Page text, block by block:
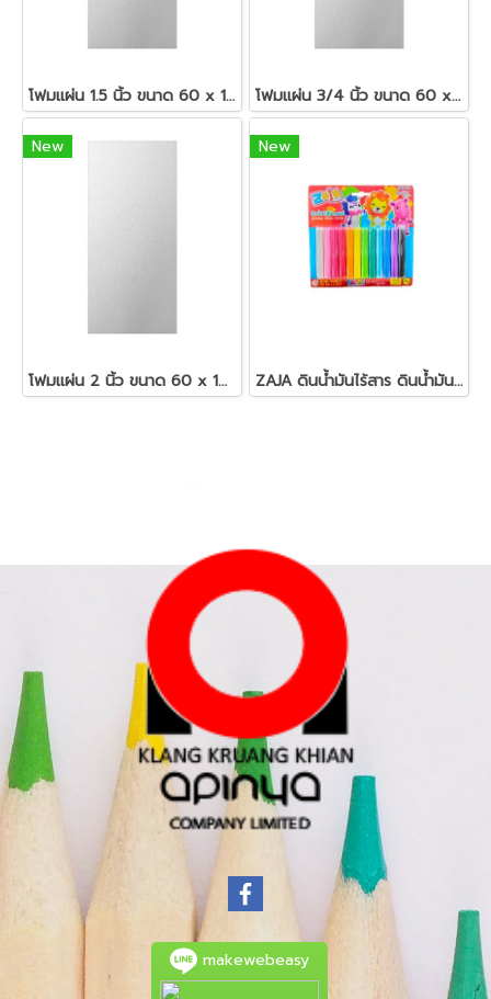
โฟมแผ่น 1.5 นิ้ว ขนาด 60 x 120 ซม.สีขาว โฟมแผ่น 3/4 นิ้ว ขนาด 60 x 120 ซม.สีขาว
New
โฟมแผ่น 2 นิ้ว ขนาด 60 x 120 ซม.สีขาว
New
ZAJA ดินน้ำมันไร้สาร ดินน้ำมันแท่งกลม 200 กรัม
makewebeasy